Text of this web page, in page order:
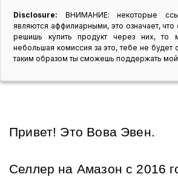
Disclosure: ВНИМАНИЕ: некоторые
являются аффилиарными, это означает, что
решишь купить продукт через них, то
небольшая комиссия за это, тебе не будет
таким образом ты сможешь поддержать мой
Привет! Это Вова Эвен.
Селлер на Амазон с 2016